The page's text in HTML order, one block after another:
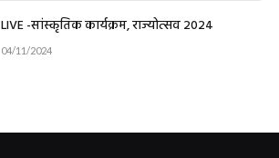
LIVE -सांस्कृतिक कार्यक्रम, राज्योत्सव 2024
04/11/2024